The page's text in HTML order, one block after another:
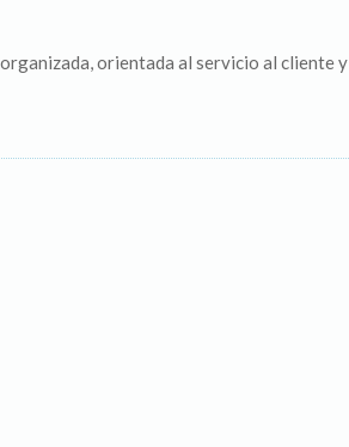
orientada al servicio al cliente y